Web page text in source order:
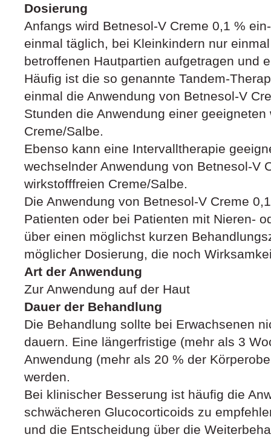
Dosierung
Anfangs wird Betnesol-V Creme 0,1 %
einmal täglich, bei Kleinkindern nur
betroffenen Hautpartien aufgetragen und
Häufig ist die so genannte Tandem-
einmal die Anwendung von Betnesol-V
Stunden die Anwendung einer geeigneten
Creme/Salbe.
Ebenso kann eine Intervalltherapie
wechselnder Anwendung von Betnesol-V
wirkstofffreien Creme/Salbe.
Die Anwendung von Betnesol-V Creme
Patienten oder bei Patienten mit Nieren-
über einen möglichst kurzen
möglicher Dosierung, die noch
Art der Anwendung
Zur Anwendung auf der Haut
Dauer der Behandlung
Die Behandlung sollte bei Erwachsenen
dauern. Eine längerfristige (mehr als 3
Anwendung (mehr als 20 % der
werden.
Bei klinischer Besserung ist häufig die
schwächeren Glucocorticoids zu
und die Entscheidung über die